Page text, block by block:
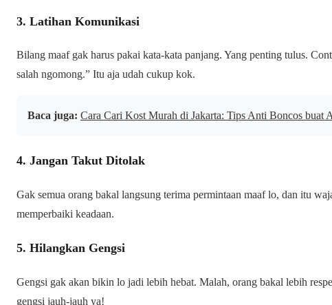
3. Latihan Komunikasi
Bilang maaf gak harus pakai kata-kata panjang. Yang penting tulus.
salah ngomong.” Itu aja udah cukup kok.
Baca juga: Cara Cari Kost Murah di Jakarta: Tips Anti Boncos buat
4. Jangan Takut Ditolak
Gak semua orang bakal langsung terima permintaan maaf lo, dan itu
memperbaiki keadaan.
5. Hilangkan Gengsi
Gengsi gak akan bikin lo jadi lebih hebat. Malah, orang bakal lebih
gengsi jauh-jauh ya!